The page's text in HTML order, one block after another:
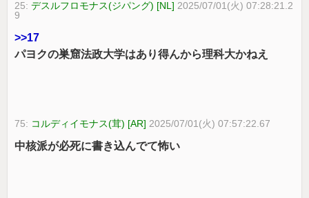
25:デスルフロモナス(ジパング) [NL] 2025/07/01(火) 07:28:21.2
9
>>17
パヨクの巣窟法政大学はあり得んから理科大かねえ
75: コルディイモナス(茸) [AR] 2025/07/01(火) 07:57:22.67
中核派が必死に書き込んでて怖い